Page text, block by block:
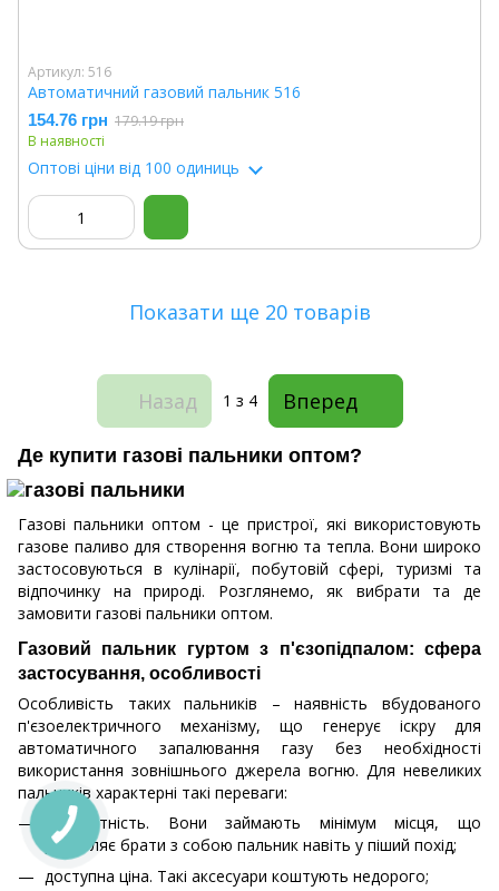
Де купити газові пальники оптом?
Газові пальники оптом - це пристрої, які використовують
газове паливо для створення вогню та тепла. Вони широко
застосовуються в кулінарії, побутовій сфері, туризмі та
відпочинку на природі. Розглянемо, як вибрати та де
замовити газові пальники оптом.
Газовий пальник гуртом з п'єзопідпалом: сфера
застосування, особливості
Особливість таких пальників – наявність вбудованого
п'єзоелектричного механізму, що генерує іскру для
автоматичного запалювання газу без необхідності
використання зовнішнього джерела вогню. Для невеликих
пальників характерні такі переваги:
компактність. Вони займають мінімум місця, що
дозволяє брати з собою пальник навіть у піший похід;
доступна ціна. Такі аксесуари коштують недорого;
Артикул: 516
Автоматичний газовий пальник 516
154.76 грн 179.19 грн
В наявності
Оптові ціни від 100 одиниць
Показати ще 20 товарів
Назад 1 з 4 Вперед